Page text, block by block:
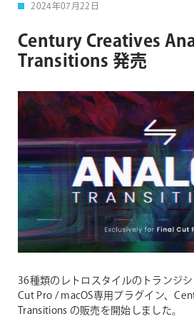
2024年07月22日
Century Creatives
Transitions 発売
36種類のレトロスタイルのトランジ
Cut Pro / macOS専用プラグイン、
Transitions の販売を開始しました。